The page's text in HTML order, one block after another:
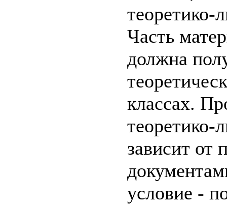
теоретико-
Часть
должна
классах.
теоретико-
зависит от
условие -